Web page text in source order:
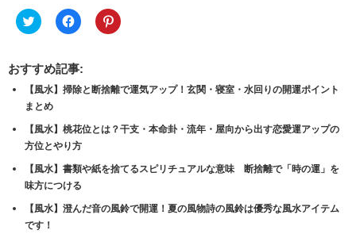
ク
リ
し
て
Twitter
で
共
有
(新
し
い
ウ
ィ
ン
ド
ウ
で
開
き
Facebook
で
す
る
に
は
ッ
ク
し
て
く
だ
さ
い
(新
し
ク
リ
で
(新
し
ィ
ン
で
開
おすすめ記事:
【風水】掃除と断捨離で運気アップ！玄関・寝室・水回りの開運ポイント
まとめ
【風水】桃花位とは？干支・本命卦・流年・屋向から出す恋愛運アップの
方位とやり方
【風水】書類や紙を捨てるスピリチュアルな意味 断捨離で「時の運」を
味方につける
【風水】澄んだ音の風鈴で開運！夏の風物詩の風鈴は優秀な風水アイテム
です！